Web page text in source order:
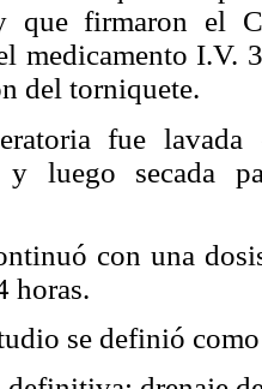
que firmaron el
medicamento I.V.
del torniquete.
fue
y luego secada
con una
horas.
se definió